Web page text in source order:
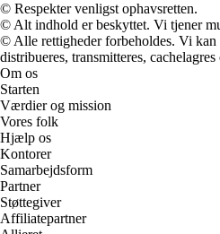
© Respekter venligst ophavsretten.
© Alt indhold er beskyttet. Vi tjener
© Alle rettigheder forbeholdes. Vi kan
distribueres, transmitteres,
Om os
Starten
Værdier og mission
Vores folk
Hjælp os
Kontorer
Samarbejdsform
Partner
Støttegiver
Affiliatepartner